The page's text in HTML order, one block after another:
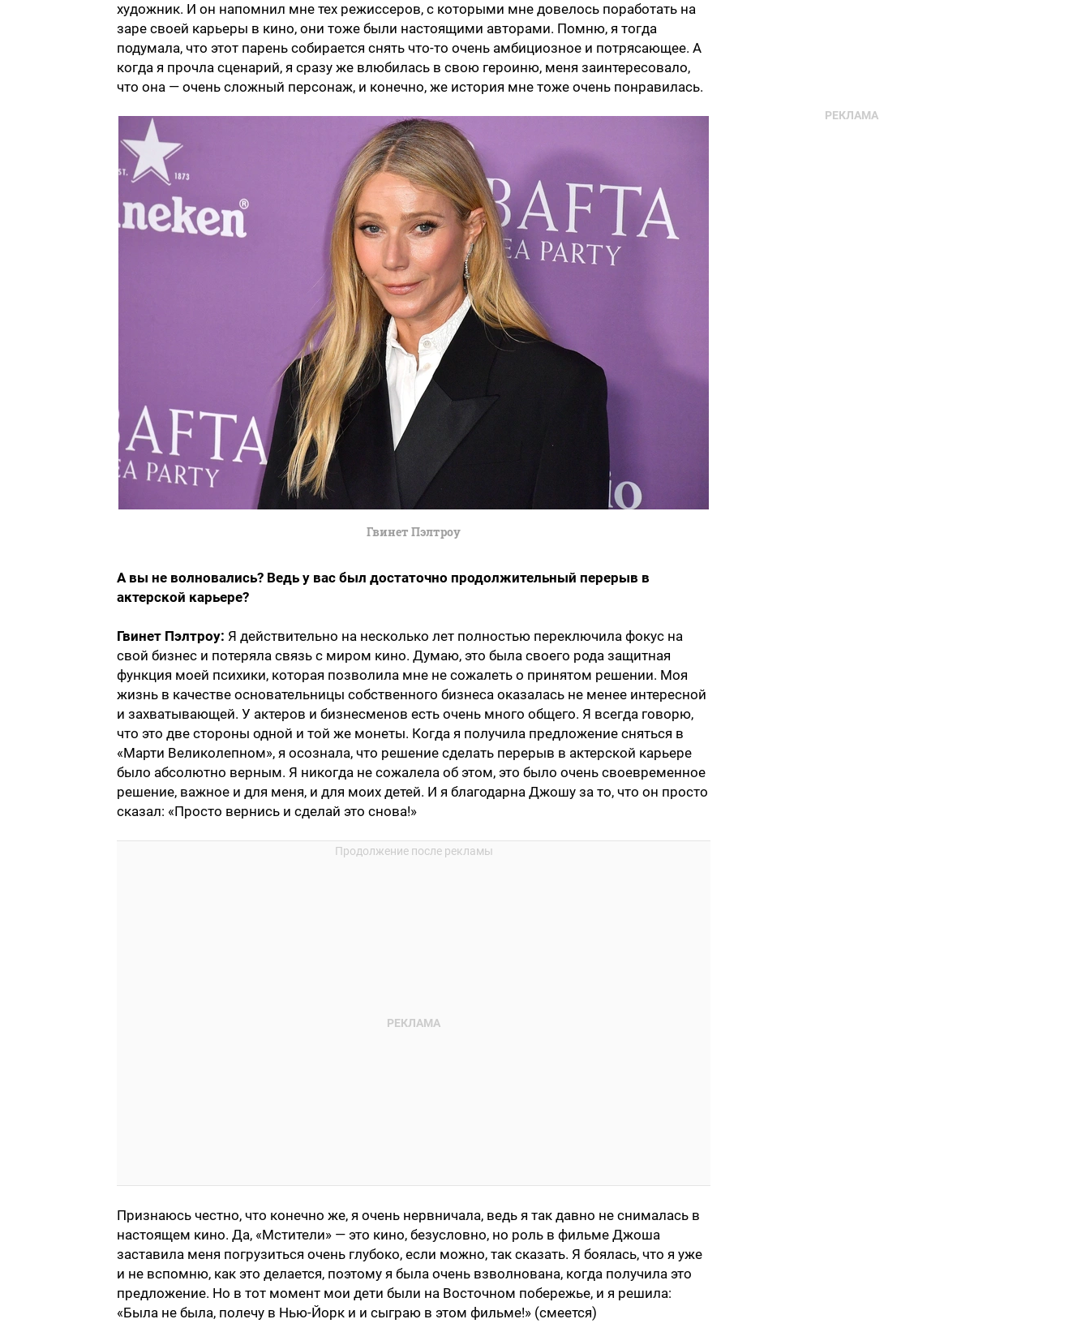
художник. И он напомнил мне тех режиссеров, с которыми мне довелось поработать на
заре своей карьеры в кино, они тоже были настоящими авторами. Помню, я тогда
подумала, что этот парень собирается снять что-то очень амбициозное и потрясающее. А
когда я прочла сценарий, я сразу же влюбилась в свою героиню, меня заинтересовало,
что она — очень сложный персонаж, и конечно, же история мне тоже очень понравилась.
Гвинет Пэлтроу
А вы не волновались? Ведь у вас был достаточно продолжительный перерыв в
актерской карьере?
Гвинет Пэлтроу: Я действительно на несколько лет полностью переключила фокус на
свой бизнес и потеряла связь с миром кино. Думаю, это была своего рода защитная
функция моей психики, которая позволила мне не сожалеть о принятом решении. Моя
жизнь в качестве основательницы собственного бизнеса оказалась не менее интересной
и захватывающей. У актеров и бизнесменов есть очень много общего. Я всегда говорю,
что это две стороны одной и той же монеты. Когда я получила предложение сняться в
«Марти Великолепном», я осознала, что решение сделать перерыв в актерской карьере
было абсолютно верным. Я никогда не сожалела об этом, это было очень своевременное
решение, важное и для меня, и для моих детей. И я благодарна Джошу за то, что он просто
сказал: «Просто вернись и сделай это снова!»
Признаюсь честно, что конечно же, я очень нервничала, ведь я так давно не снималась в
настоящем кино. Да, «Мстители» — это кино, безусловно, но роль в фильме Джоша
заставила меня погрузиться очень глубоко, если можно, так сказать. Я боялась, что я уже
и не вспомню, как это делается, поэтому я была очень взволнована, когда получила это
предложение. Но в тот момент мои дети были на Восточном побережье, и я решила:
«Была не была, полечу в Нью-Йорк и и сыграю в этом фильме!» (смеется)